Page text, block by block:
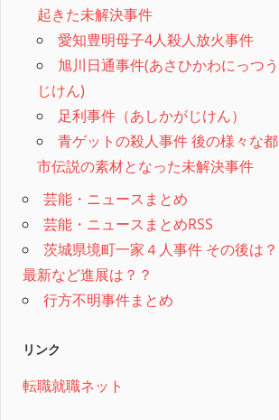
起きた未解決事件
愛知豊明母子4人殺人放火事件
旭川日通事件(あさひかわにっつう
じけん)
足利事件（あしかがじけん）
青ゲットの殺人事件 後の様々な都
市伝説の素材となった未解決事件
芸能・ニュースまとめ
芸能・ニュースまとめRSS
茨城県境町一家４人事件 その後は？
最新など進展は？？
行方不明事件まとめ
リンク
転職就職ネット